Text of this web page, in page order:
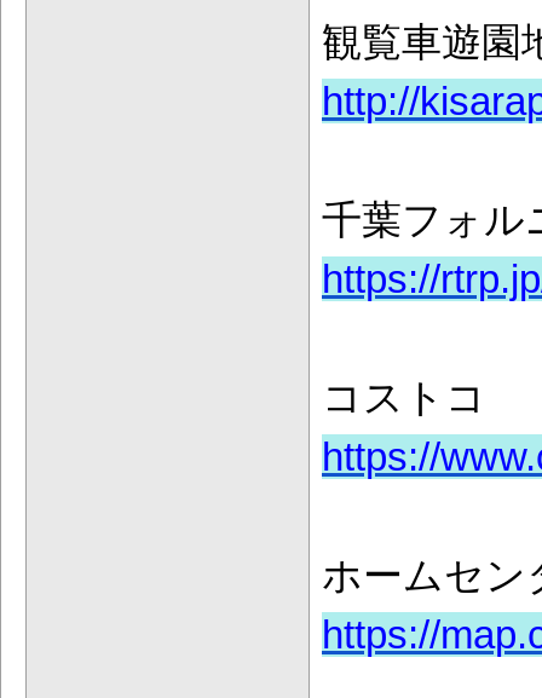
観覧車遊園
http://
千葉フォル
https://
コストコ
https://
ホームセン
https://